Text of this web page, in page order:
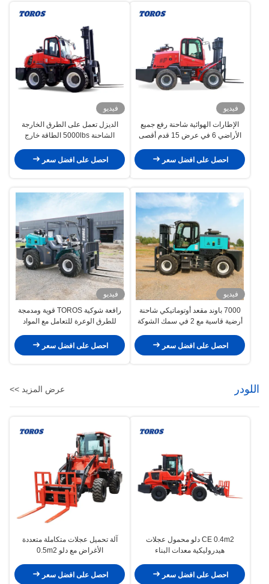
فيديو
الإطارات الهوائية شاحنة رفع جميع
الأراضي 6 في عرض 15 قدم أقصى
احصل على افضل سعر
فيديو
الديزل تعمل على الطرق الخارجة
الشاحنة 5000lbs الطاقة خارج
احصل على افضل سعر
فيديو
7000 باوند مقعد أوتوماتيكي شاحنة
أرضية قاسية مع 2 في سمك الشوكة
احصل على افضل سعر
فيديو
رافعة شوكية TOROS قوية ومدمجة
للطرق الوعرة للتعامل مع المواد
احصل على افضل سعر
اللودر عرض المزيد >>
CE 0.4m2 دلو محمول عجلات
هيدروليكية معدات البناء
احصل على افضل سعر
آلة تحميل عجلات متكاملة متعددة
الأغراض مع دلو 0.5m2
احصل على افضل سعر